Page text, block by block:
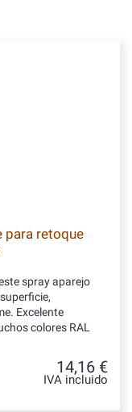
para retoque
spray aparejo
Excelente
colores RAL
14,16 €
IVA incluido